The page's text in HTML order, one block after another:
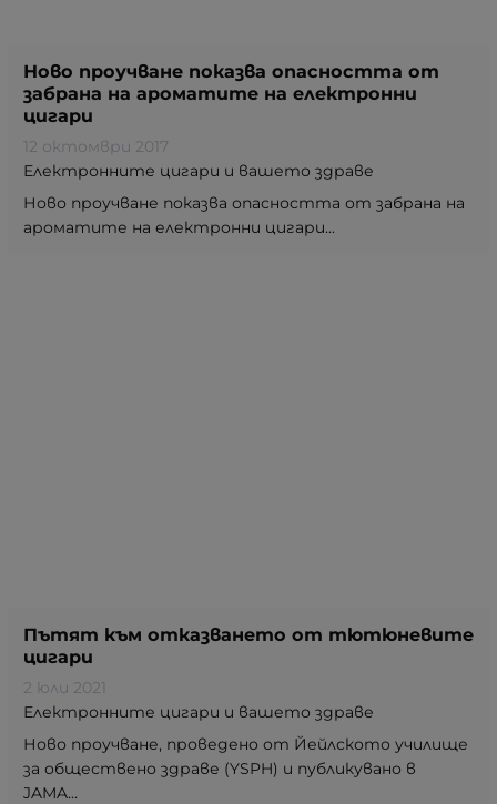
Ново проучване показва опасността от
забрана на ароматите на електронни
цигари
12 октомври 2017
Електронните цигари и вашето здраве
Ново проучване показва опасността от забрана на
ароматите на електронни цигари...
Пътят към отказването от тютюневите
цигари
2 юли 2021
Електронните цигари и вашето здраве
Ново проучване, проведено от Йейлското училище
за обществено здраве (YSPH) и публикувано в
JAMA...